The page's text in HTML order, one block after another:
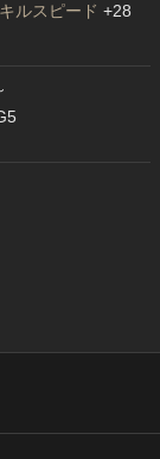
ルスピード +28